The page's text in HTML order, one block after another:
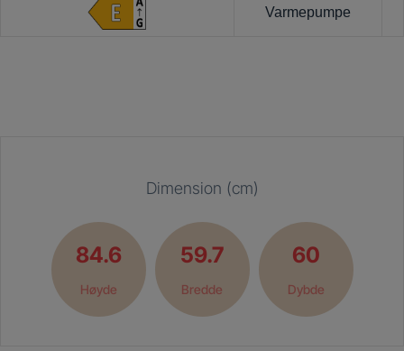
Varmepumpe
Dimension (cm)
84.6
Høyde
59.7
Bredde
60
Dybde